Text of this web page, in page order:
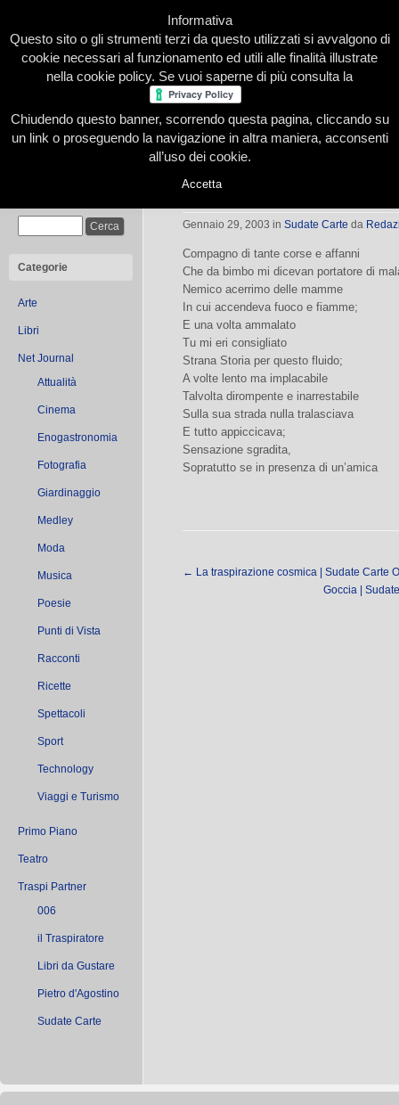
Home Presentazione Redazione Le nostre firme
Categorie
Arte
Libri
Net Journal
Attualità
Cinema
Enogastronomia
Fotografia
Giardinaggio
Medley
Moda
Musica
Poesie
Punti di Vista
Racconti
Ricette
Spettacoli
Sport
Technology
Viaggi e Turismo
Primo Piano
Teatro
Traspi Partner
006
il Traspiratore
Libri da Gustare
Pietro d'Agostino
Sudate Carte
L’ amico fedele | Sudate Carte
Gennaio 29, 2003 in Sudate Carte da
Compagno di tante corse e affanni
Che da bimbo mi dicevan portatore di
Nemico acerrimo delle mamme
In cui accendeva fuoco e fiamme;
E una volta ammalato
Tu mi eri consigliato
Strana Storia per questo fluido;
A volte lento ma implacabile
Talvolta dirompente e inarrestabile
Sulla sua strada nulla tralasciava
E tutto appiccicava;
Sensazione sgradita,
Sopratutto se in presenza di un’amica
← La traspirazione cosmica | Sudate Carte
Goccia |
Informativa
Questo sito o gli strumenti terzi da questo utilizzati si avvalgono di
cookie necessari al funzionamento ed utili alle finalità illustrate
nella cookie policy. Se vuoi saperne di più consulta la
Chiudendo questo banner, scorrendo questa pagina, cliccando su
un link o proseguendo la navigazione in altra maniera, acconsenti
all’uso dei cookie.
Accetta